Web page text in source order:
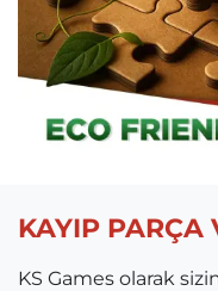
KAYIP PARÇA
KS Games olarak